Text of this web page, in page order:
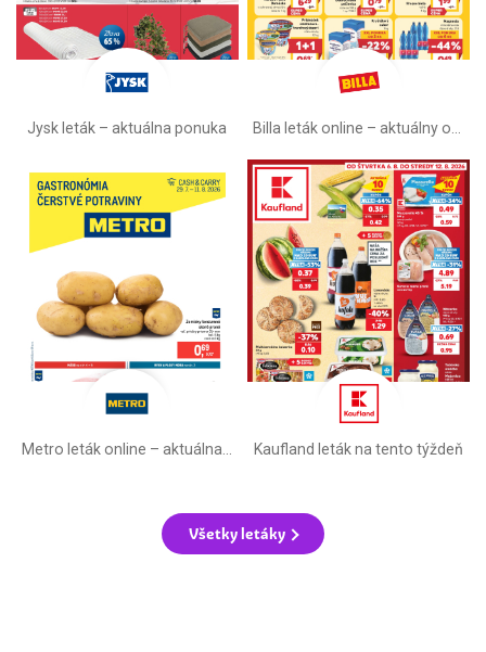
Jysk leták – aktuálna ponuka
Metro leták online –⁠ aktuálna ponuka Kaufland leták na tento týždeň
Všetky letáky